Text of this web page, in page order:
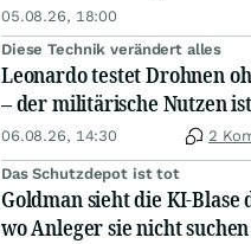
05.08.26, 18:00
Diese Technik verändert alles
Leonardo testet Drohnen
– der militärische Nutzen
06.08.26, 14:30 2
Das Schutzdepot ist tot
Goldman sieht die KI-Blase
wo Anleger sie nicht suchen